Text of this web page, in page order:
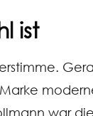
ist
war